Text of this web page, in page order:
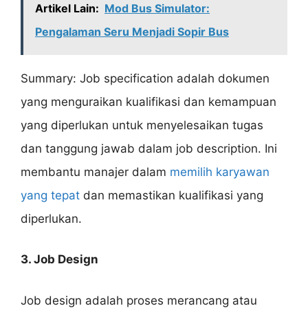
Artikel Lain: Mod Bus Simulator:
Pengalaman Seru Menjadi Sopir Bus
Summary: Job specification adalah dokumen
yang menguraikan kualifikasi dan kemampuan
yang diperlukan untuk menyelesaikan tugas
dan tanggung jawab dalam job description. Ini
membantu manajer dalam memilih karyawan
yang tepat dan memastikan kualifikasi yang
diperlukan.
3. Job Design
Job design adalah proses merancang atau